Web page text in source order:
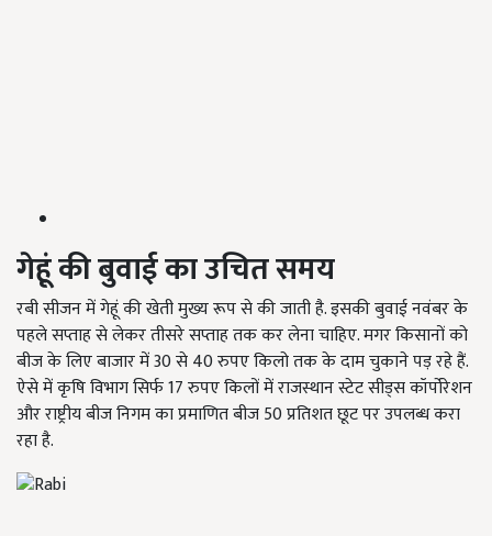
गेहूं की बुवाई का उचित समय
रबी सीजन में गेहूं की खेती मुख्य रूप से की जाती है. इसकी बुवाई नवंबर के
पहले सप्ताह से लेकर तीसरे सप्ताह तक कर लेना चाहिए. मगर किसानों को
बीज के लिए बाजार में 30 से 40 रुपए किलो तक के दाम चुकाने पड़ रहे हैं.
ऐसे में कृषि विभाग सिर्फ 17 रुपए किलों में राजस्थान स्टेट सीड्स कॉर्पोरेशन
और राष्ट्रीय बीज निगम का प्रमाणित बीज 50 प्रतिशत छूट पर उपलब्ध करा
रहा है.